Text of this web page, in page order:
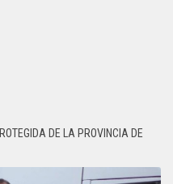
DE LA PROVINCIA DE